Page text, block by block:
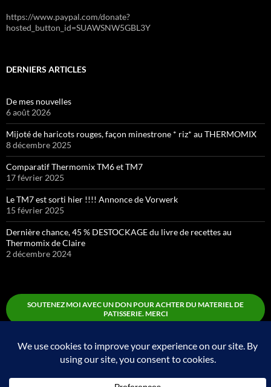
https://www.paypal.com/donate?
hosted_button_id=SUAWSNW5GBL3Y
DERNIERS ARTICLES
De mes nouvelles
6 août 2026
Mijoté de haricots rouges, façon minestrone * riz* au THERMOMIX
8 décembre 2025
Comparatif Thermomix TM6 et TM7
17 février 2025
Le TM7 est sorti hier !!!! Annonce de Vorwerk
15 février 2025
Dernière chance, 45 % DESTOCKAGE du livre de recettes au
Thermomix de Claire
2 décembre 2024
SOUTENEZ MOI AVEC UN DON POUR ACHTER DU MATERIEL DE
PATISSERIE. MERCI